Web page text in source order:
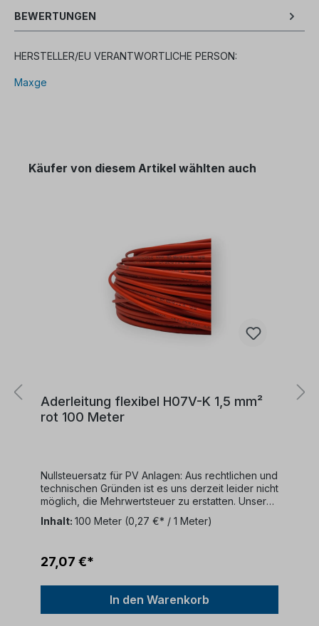
BEWERTUNGEN
HERSTELLER/EU VERANTWORTLICHE PERSON:
Maxge
Käufer von diesem Artikel wählten auch
Aderleitung flexibel H07V-K 1,5 mm²
rot 100 Meter
Nullsteuersatz für PV Anlagen: Aus rechtlichen und
technischen Gründen ist es uns derzeit leider nicht
möglich, die Mehrwertsteuer zu erstatten. Unser
Unternehmen bietet keine MwSt-Rückerstattungen
an.Kabelbeschreibung:Kabeltyp: 100 Meter
31:2011Nennspannung: 450/750
KupferleiterPVC-
IsolierungVerwendungszweck:Dieses Kabel ist für
Inhalt: 100 Meter (0,27 €* / 1 Meter)
27,07 €*
In den Warenkorb